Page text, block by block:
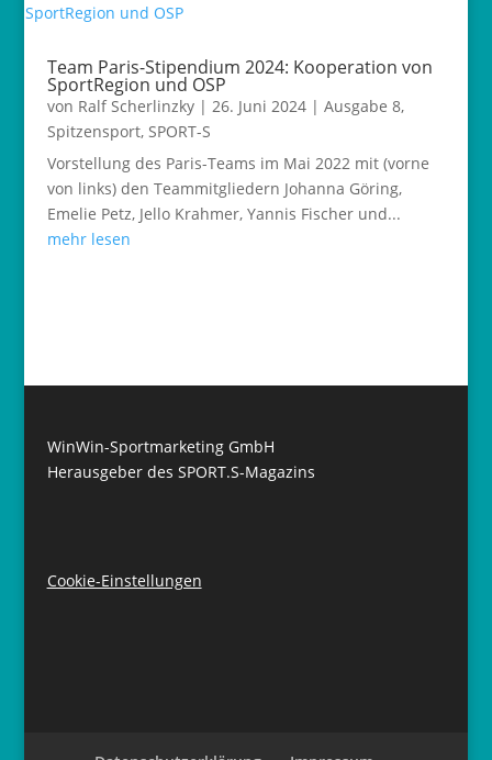
Team Paris-Stipendium 2024: Kooperation von
SportRegion und OSP
von Ralf Scherlinzky| 26. Juni 2024| Ausgabe 8,
Spitzensport, SPORT-S
Vorstellung des Paris-Teams im Mai 2022 mit (vorne
von links) den Teammitgliedern Johanna Göring,
Emelie Petz, Jello Krahmer, Yannis Fischer und...
mehr lesen
WinWin-Sportmarketing GmbH
Herausgeber des SPORT.S-Magazins
Cookie-Einstellungen